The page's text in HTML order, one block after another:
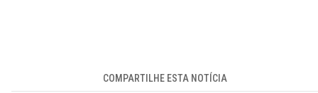
COMPARTILHE ESTA NOTÍCIA